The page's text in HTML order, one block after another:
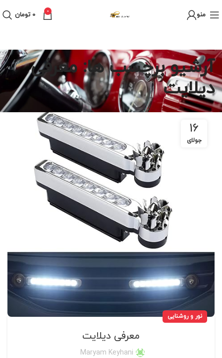
منو 0
0 تومان
آرشیو برچسب ها: معرفی
دیلایت
16
جولای
نور و روشنایی
معرفی دیلایت
Maryam Keyhani